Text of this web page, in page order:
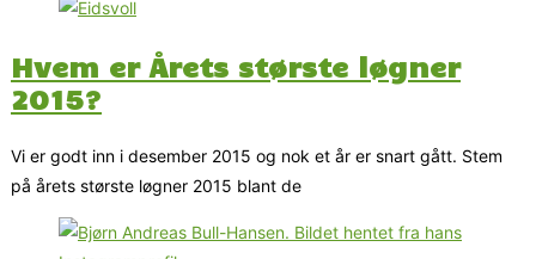
Hvem er Årets største løgner
2015?
Vi er godt inn i desember 2015 og nok et år er snart gått. Stem
på årets største løgner 2015 blant de